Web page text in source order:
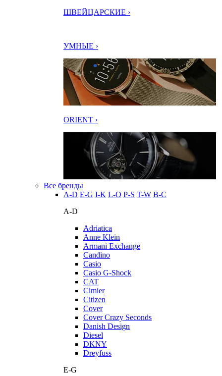
ШВЕЙЦАРСКИЕ ›
УМНЫЕ ›
ORIENT ›
Все бренды
A-D E-G I-K L-O P-S T-W В-С
A-D
Adriatica
Anne Klein
Armani Exchange
Candino
Casio
Casio G-Shock
CAT
Cimier
Citizen
Cover
Cover Crazy Seconds
Danish Design
Diesel
DKNY
Dreyfuss
E-G